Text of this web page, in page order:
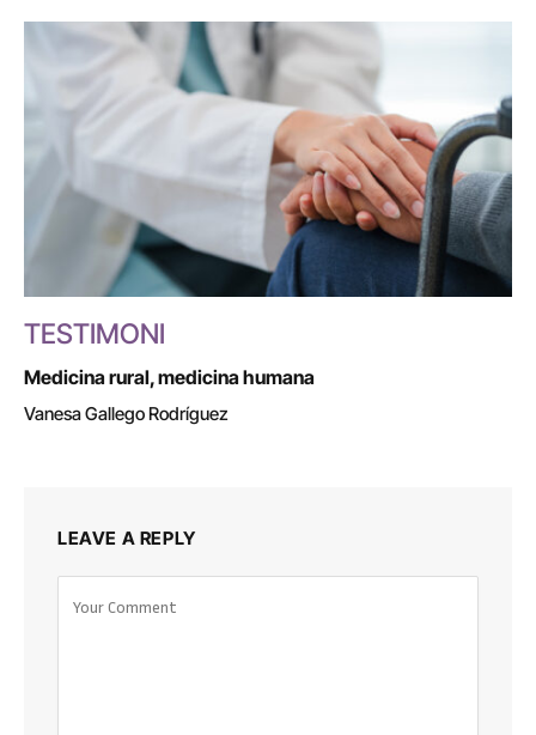
TESTIMONI
Medicina rural, medicina humana
Vanesa Gallego Rodríguez
LEAVE A REPLY